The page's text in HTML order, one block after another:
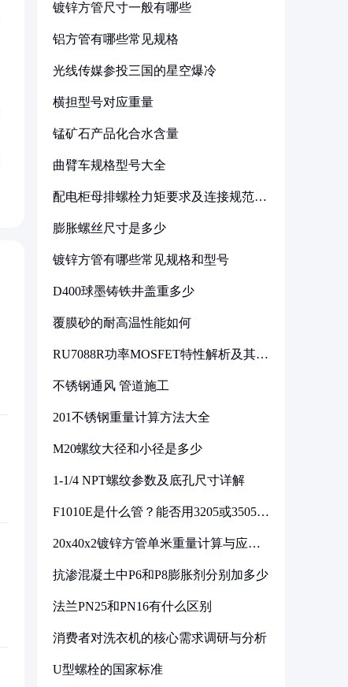
镀锌方管尺寸一般有哪些
铝方管有哪些常见规格
光线传媒参投三国的星空爆冷
横担型号对应重量
锰矿石产品化合水含量
曲臂车规格型号大全
配电柜母排螺栓力矩要求及连接规范详
膨胀螺丝尺寸是多少
镀锌方管有哪些常见规格和型号
D400球墨铸铁井盖重多少
覆膜砂的耐高温性能如何
RU7088R功率MOSFET特性解析及其在
不锈钢通风 管道施工
201不锈钢重量计算方法大全
M20螺纹大径和小径是多少
1-1/4 NPT螺纹参数及底孔尺寸详解
F1010E是什么管？能否用3205或3505代
20x40x2镀锌方管单米重量计算与应用
抗渗混凝土中P6和P8膨胀剂分别加多少
法兰PN25和PN16有什么区别
消费者对洗衣机的核心需求调研与分析
U型螺栓的国家标准